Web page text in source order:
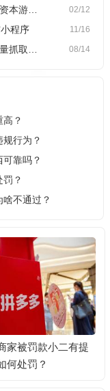
02/12
戏？
11/16
程序
08/14
体文件
？
行为？
靠吗？
？
不通过？
铺认证审核可以立
？为啥不通过？